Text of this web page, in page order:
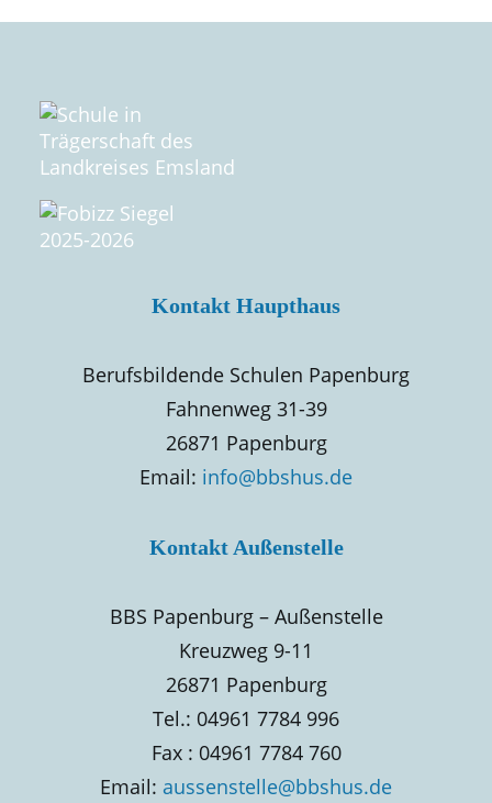
Kontakt Haupthaus
Berufsbildende Schulen Papenburg
Fahnenweg 31-39
26871 Papenburg
Email: info@bbshus.de
Kontakt Außenstelle
BBS Papenburg – Außenstelle
Kreuzweg 9-11
26871 Papenburg
Tel.: 04961 7784 996
Fax : 04961 7784 760
Email: aussenstelle@bbshus.de